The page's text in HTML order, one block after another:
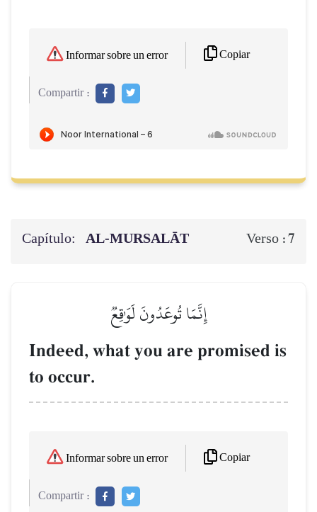
Informar sobre un error Copiar
Compartir :
Capítulo: AL‑MURSALĀT Verso :7
إِنَّمَا تُوعَدُونَ لَوَٰقِعٞ
Indeed, what you are promised is
to occur.
Informar sobre un error Copiar
Compartir :